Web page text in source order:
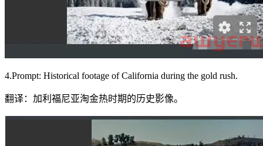
4.Prompt: Historical footage of California during the gold rush.
翻译：加利福尼亚淘金热时期的历史影像。